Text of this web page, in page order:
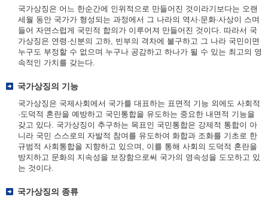
국가상징은 어느 한순간에 인위적으로 만들어진 것이라기보다는 오랜
세월 동안 국가가 형성되는 과정에서 그 나라의 역사·문화·사상이 스며
들어 자연스럽게 국민적 합의가 이루어져 만들어진 것이다. 따라서 국
가상징은 연령·신분의 고하, 빈부의 격차에 불구하고 그 나라 국민이면
누구도 부정할 수 없으며 누구나 공감하고 하나가 될 수 있는 최고의 영
속적인 가치를 갖는다.
국가상징의 기능
국가상징은 국제사회에서 국가를 대표하는 표면적 기능 외에도 사회적
·도덕적 혼란을 예방하고 국민통합을 유도하는 중요한 내면적 기능을
갖고 있다. 국가상징이 추구하는 목표인 국민통합은 강제적 통합이 아
니라 국민 스스로의 자발적 참여를 유도하여 화합과 조화를 기초로 한
규범적 사회통합을 지향하고 있으며, 이를 통해 사회의 도덕적 혼란을
방지하고 문화의 지속성을 보장함으로써 국가의 영속성을 도모하고 있
는 것이다.
국가상징의 종류